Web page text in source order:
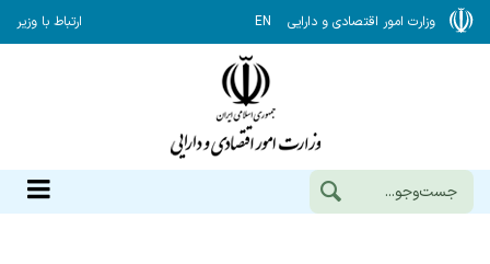
وزارت امور اقتصادی و دارایی EN ارتباط با وزیر